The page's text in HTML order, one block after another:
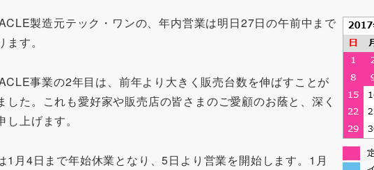
製造元テック・ワンの、年内営業は明日27日の午前中まで
ます。
事業の2年目は、前年より大きく販売台数を伸ばすことが
した。これも愛好家や販売店の皆さまのご愛顧のお蔭と、深く
し上げます。
1月4日まで年始休業となり、5日より営業を開始します。1月